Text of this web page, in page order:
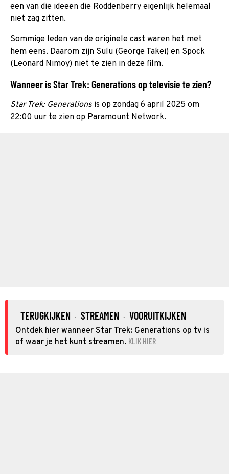
een van die ideeën die Roddenberry eigenlijk helemaal
niet zag zitten.
Sommige leden van de originele cast waren het met
hem eens. Daarom zijn Sulu (George Takei) en Spock
(Leonard Nimoy) niet te zien in deze film.
Wanneer is Star Trek: Generations op televisie te zien?
Star Trek: Generations is op zondag 6 april 2025 om
22:00 uur te zien op Paramount Network.
TERUGKIJKEN · STREAMEN · VOORUITKIJKEN
Ontdek hier wanneer Star Trek: Generations op tv is
of waar je het kunt streamen. KLIK HIER